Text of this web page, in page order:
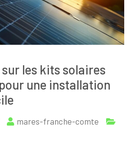
les kits solaires
une installation
mares-franche-comte